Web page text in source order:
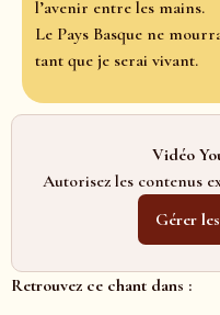
l’avenir entre les mains.
Le Pays Basque ne
tant que je serai vivant.
Vidéo
Autorisez les contenus
Gérer
Retrouvez ce chant dans :